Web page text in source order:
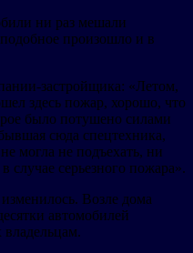
ни раз мешали
произошло и в
застройщика: «Летом,
здесь пожар, хорошо, что
было потушено силами
сюда спецтехника,
могла не подъехать, ни
случае серьезного пожара».
Возле дома
автомобилей